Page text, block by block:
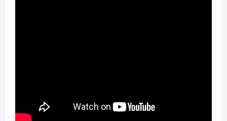
निजीविशेषज्ञों की रिपोर्ट पर भी मिलेगा